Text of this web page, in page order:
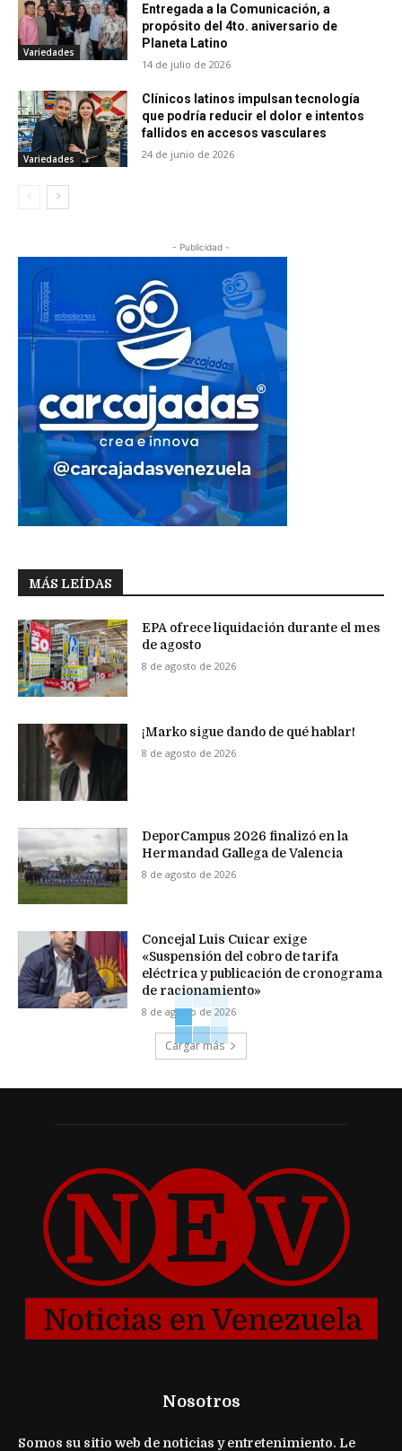
Variedades
Entregada a la Comunicación, a
propósito del 4to. aniversario de
Planeta Latino
14 de julio de 2026
Variedades
Clínicos latinos impulsan tecnología
que podría reducir el dolor e intentos
fallidos en accesos vasculares
24 de junio de 2026
- Publicidad -
MÁS LEÍDAS
EPA ofrece liquidación durante el mes
de agosto
8 de agosto de 2026
¡Marko sigue dando de qué hablar!
8 de agosto de 2026
DeporCampus 2026 finalizó en la
Hermandad Gallega de Valencia
8 de agosto de 2026
Concejal Luis Cuicar exige
«Suspensión del cobro de tarifa
eléctrica y publicación de cronograma
de racionamiento»
8 de agosto de 2026
Cargar más
Nosotros
Somos su sitio web de noticias y entretenimiento. Le